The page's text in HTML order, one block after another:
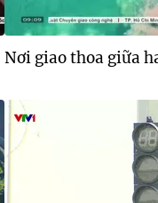
Nơi giao thoa giữa